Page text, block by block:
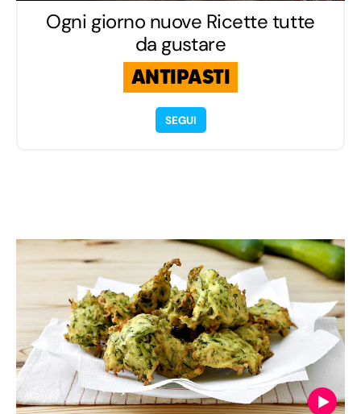
Ogni giorno nuove Ricette tutte
da gustare
ANTIPASTI
SEGUI